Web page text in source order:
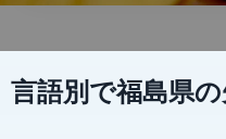
言語別で福島県